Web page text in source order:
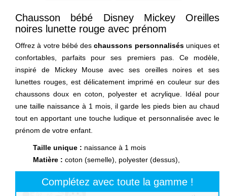
Chausson bébé Disney Mickey Oreilles
noires lunette rouge avec prénom
Offrez à votre bébé deschaussons personnalisésuniques et
confortables, parfaits pour ses premiers pas. Ce modèle,
inspiré de Mickey Mouse avec ses oreilles noires et ses
lunettes rouges, est délicatement imprimé en couleur sur des
chaussons doux en coton, polyester et acrylique. Idéal pour
une taille naissance à 1 mois, il garde les pieds bien au chaud
tout en apportant une touche ludique et personnalisée avec le
prénom de votre enfant.
Taille unique : naissance à 1 mois
Matière : coton (semelle), polyester (dessus),
Complétez avec toute la gamme !